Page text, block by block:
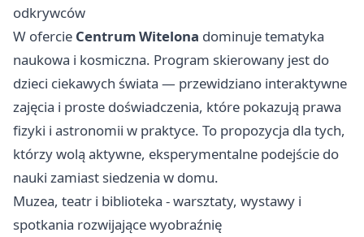
odkrywców
W ofercie Centrum Witelona dominuje tematyka
naukowa i kosmiczna. Program skierowany jest do
dzieci ciekawych świata — przewidziano interaktywne
zajęcia i proste doświadczenia, które pokazują prawa
fizyki i astronomii w praktyce. To propozycja dla tych,
którzy wolą aktywne, eksperymentalne podejście do
nauki zamiast siedzenia w domu.
Muzea, teatr i biblioteka - warsztaty, wystawy i
spotkania rozwijające wyobraźnię